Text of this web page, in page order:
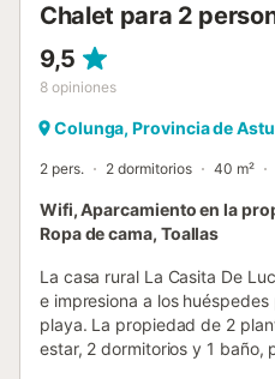
Chalet para 2
9,5
8 opiniones
Colunga, Provincia de
2 pers. 2 dormitorios 40 m²
Wifi, Aparcamiento en la
Ropa de cama, Toallas
La casa rural La Casita De
e impresiona a los
playa. La propiedad de 2
estar, 2 dormitorios y 1 baño,